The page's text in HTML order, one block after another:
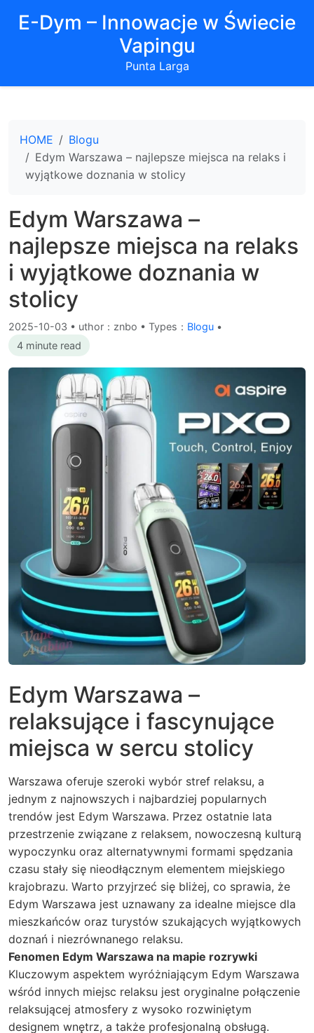
E-Dym – Innowacje w Świecie
Vapingu
Punta Larga
HOME
Blogu
Edym Warszawa – najlepsze miejsca na relaks i
wyjątkowe doznania w stolicy
Edym Warszawa –
najlepsze miejsca na relaks
i wyjątkowe doznania w
stolicy
2025-10-03 • uthor：znbo • Types： Blogu •
4 minute read
Edym Warszawa –
relaksujące i fascynujące
miejsca w sercu stolicy
Warszawa oferuje szeroki wybór stref relaksu, a
jednym z najnowszych i najbardziej popularnych
trendów jest Edym Warszawa. Przez ostatnie lata
przestrzenie związane z relaksem, nowoczesną kulturą
wypoczynku oraz alternatywnymi formami spędzania
czasu stały się nieodłącznym elementem miejskiego
krajobrazu. Warto przyjrzeć się bliżej, co sprawia, że
Edym Warszawa jest uznawany za idealne miejsce dla
mieszkańców oraz turystów szukających wyjątkowych
doznań i niezrównanego relaksu.
Fenomen Edym Warszawa na mapie rozrywki
Kluczowym aspektem wyróżniającym Edym Warszawa
wśród innych miejsc relaksu jest oryginalne połączenie
relaksującej atmosfery z wysoko rozwiniętym
designem wnętrz, a także profesjonalną obsługą.